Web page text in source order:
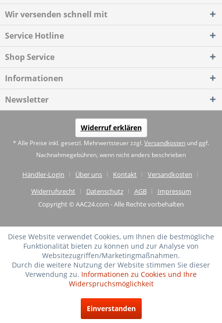
Wir versenden schnell mit
Service Hotline
Shop Service
Informationen
Newsletter
Widerruf erklären
* Alle Preise inkl. gesetzl. Mehrwertsteuer zzgl. Versandkosten und ggf.
Nachnahmegebühren, wenn nicht anders beschrieben
Händler-Login Über uns Kontakt
Versandkosten
Widerrufsrecht
Datenschutz AGB
Impressum
Copyright © AAC24.com - Alle Rechte vorbehalten
Diese Website verwendet Cookies, um Ihnen die bestmögliche
Funktionalität bieten zu können und zur Analyse von
Websitezugriffen/Marketingmaßnahmen.
Durch die weitere Nutzung der Website stimmen Sie dieser
Verwendung zu. Informationen zu Cookies und Ihre
Widerspruchsmöglichkeit
Einverstanden
(4.75 / 5)
Bewertungen bei: shopvote.de ⓘ